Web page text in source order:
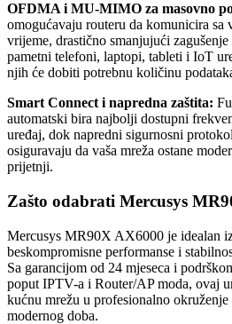
OFDMA i MU-MIMO za masovno
omogućavaju routeru da komunicira sa
vrijeme, drastično smanjujući
pametni telefoni, laptopi, tableti i IoT
njih će dobiti potrebnu količinu
Smart Connect i napredna zaštita:
automatski bira najbolji dostupni
uređaj, dok napredni sigurnosni
osiguravaju da vaša mreža ostane
prijetnji.
Zašto odabrati Mercusys
Mercusys MR90X AX6000 je idealan
beskompromisne performanse i
Sa garancijom od 24 mjeseca i
poput IPTV-a i Router/AP moda, ovaj
kućnu mrežu u profesionalno okruženje
modernog doba.